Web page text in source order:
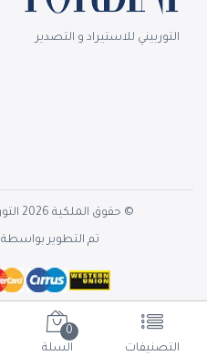
التصنيفات
0
السلة
التوربيني للاستيراد و التصدير
© حقوق الملكية 2026 التوربيني للاستيراد و التصدير.
تم التطوير بواسطة